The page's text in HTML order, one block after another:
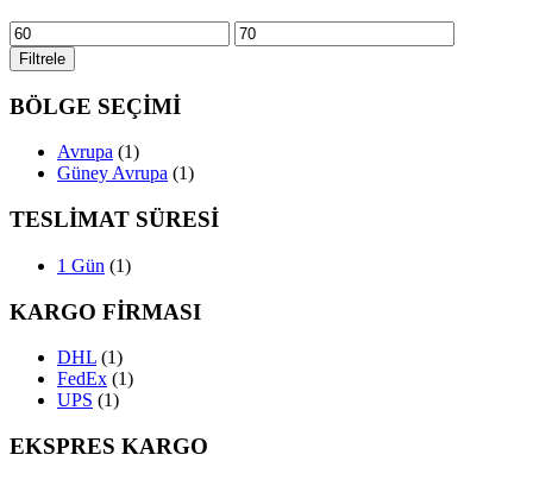
En
düşük
fiyat
En
yüksek
Filtrele
BÖLGE SEÇİMİ
Avrupa (1)
Güney Avrupa (1)
TESLİMAT SÜRESİ
1 Gün (1)
KARGO FİRMASI
DHL (1)
FedEx (1)
UPS (1)
EKSPRES KARGO